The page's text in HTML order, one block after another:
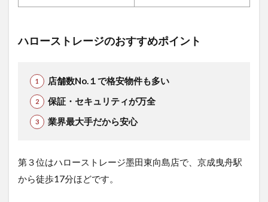
ハローストレージのおすすめポイント
店舗数No.１で格安物件も多い
保証・セキュリティが万全
業界最大手だから安心
第３位はハローストレージ墨田東向島店で、京成曳舟駅
から徒歩17分ほどです。